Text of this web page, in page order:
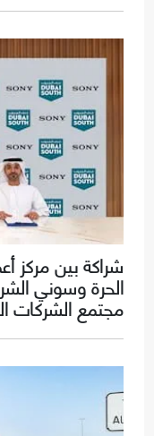
شراكة بين مركز
الحرة وسوني
مجتمع الشركات